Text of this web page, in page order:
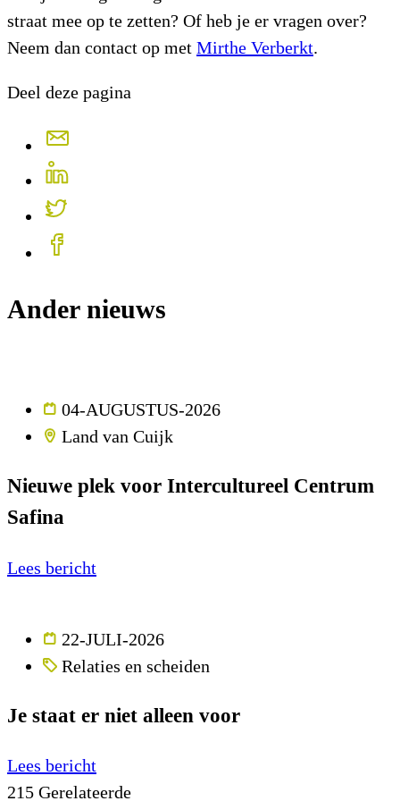
straat mee op te zetten? Of heb je er vragen over?
Neem dan contact op met Mirthe Verberkt.
Deel deze pagina
Ander nieuws
04-AUGUSTUS-2026
Land van Cuijk
Nieuwe plek voor Intercultureel Centrum
Safina
Lees bericht
22-JULI-2026
Relaties en scheiden
Je staat er niet alleen voor
Lees bericht
215 Gerelateerde